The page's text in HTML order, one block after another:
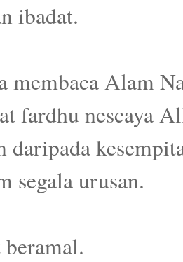
ibadat.
membaca Alam
fardhu nescaya
daripada
segala urusan.